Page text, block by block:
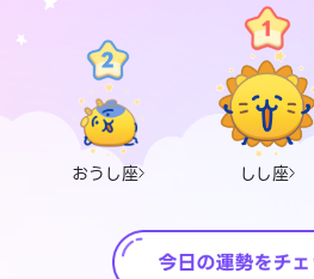
おうし座 しし座